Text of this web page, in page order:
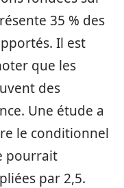
35 % des
Il est
que les
des
Une étude a
le conditionnel
pourrait
par 2,5.